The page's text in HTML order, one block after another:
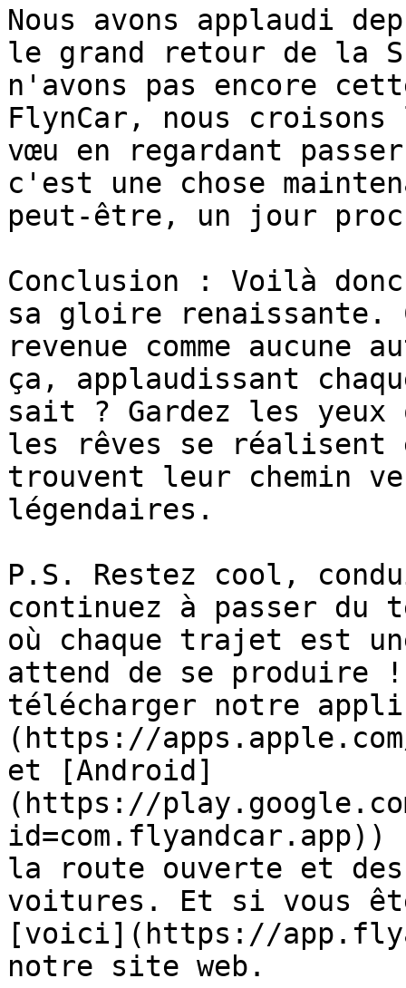
Nous avons applaudi
le grand retour de la
n'avons pas encore
FlynCar, nous
vœu en regardant
c'est une chose
peut-être, un jour
Conclusion : Voilà
sa gloire
revenue comme aucune
ça, applaudissant
sait ? Gardez les
les rêves se réalisent
trouvent leur chemin
légendaires.
P.S. Restez cool,
continuez à passer du
où chaque trajet est
attend de se produire
télécharger notre
(https://
et [Android]
(https://
la route ouverte et
voitures. Et si vous
[voici](https://
notre site web.